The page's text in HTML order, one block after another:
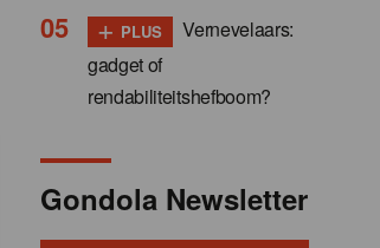
+ PLUS
Vernevelaars:
gadget of
rendabiliteitshefboom?
Gondola Newsletter